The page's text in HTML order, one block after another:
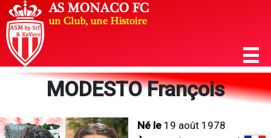
MODESTO François
Né le 19 août 1978